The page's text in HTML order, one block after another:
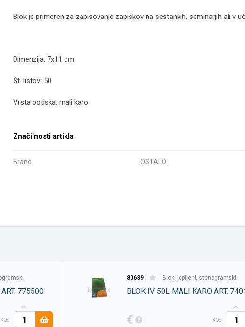
Blok je primeren za zapisovanje zapiskov na sestankih, seminarjih ali v
Dimenzija: 7x11 cm
Št. listov: 50
Vrsta potiska: mali karo
Značilnosti artikla
Brand OSTALO
775500
KOS
80639 bloki lepljeni, stenogramski
BLOK IV 50L MALI KARO ART.
€ KOS